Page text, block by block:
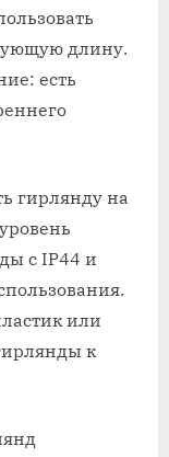
длину.
есть
гирлянду на
с IP44 и
или
к